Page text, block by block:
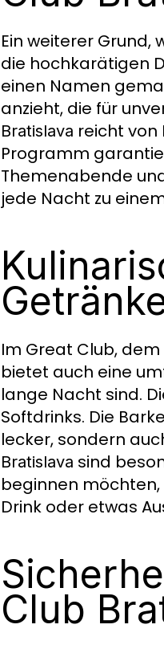
Ein weiterer Grund,
die hochkarätigen
einen Namen
anzieht, die für
Bratislava reicht von
Programm
Themenabende
jede Nacht zu
Im Great Club, dem
bietet auch eine
lange Nacht sind.
Softdrinks. Die
lecker, sondern
Bratislava sind
beginnen möchten,
Drink oder etwas
Club